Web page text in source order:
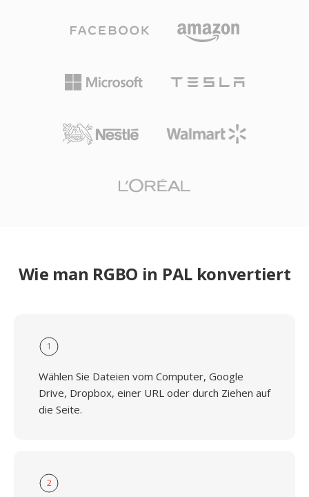
Wie man RGBO in PAL konvertiert
1
Wählen Sie Dateien vom Computer, Google
Drive, Dropbox, einer URL oder durch Ziehen auf
die Seite.
2